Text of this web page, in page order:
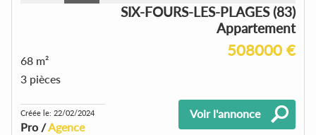
SIX-FOURS-LES-PLAGES (83)
Appartement
508000 €
68 m²
3 pièces
Créée le: 22/02/2024
Pro /Agence
Voir l'annonce